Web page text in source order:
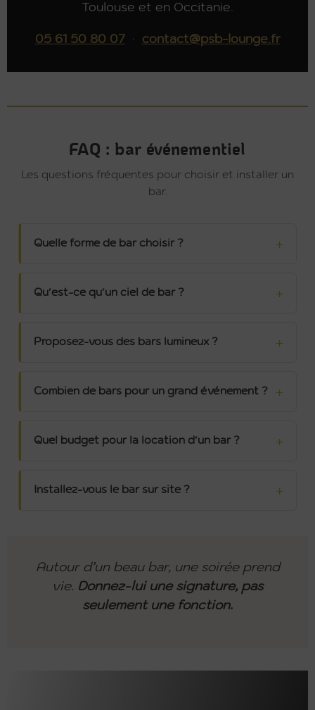
Toulouse et en Occitanie.
05 61 50 80 07· contact@psb-lounge.fr
FAQ : bar événementiel
Les questions fréquentes pour choisir et installer un
bar.
Quelle forme de bar choisir ?
Qu’est-ce qu’un ciel de bar ?
Proposez-vous des bars lumineux ?
Combien de bars pour un grand événement ?
Quel budget pour la location d’un bar ?
Installez-vous le bar sur site ?
Autour d’un beau bar, une soirée prend
vie. Donnez-lui une signature, pas
seulement une fonction.